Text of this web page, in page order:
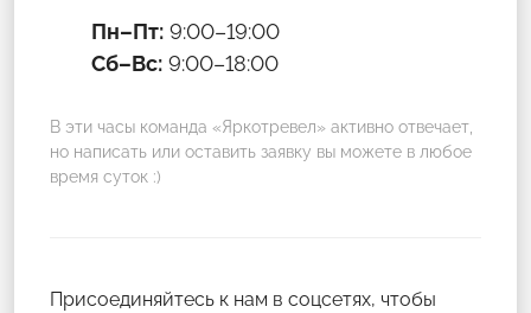
Пн–Пт: 9:00–19:00
Сб–Вс: 9:00–18:00
В эти часы команда «Яркотревел» активно отвечает,
но написать или оставить заявку вы можете в любое
время суток :)
Присоединяйтесь к нам в соцсетях, чтобы